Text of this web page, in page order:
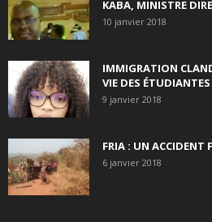
KABA, MINISTRE
10 janvier 2018
IMMIGRATION
VIE DES
9 janvier 2018
FRIA : UN ACCIDENT
6 janvier 2018